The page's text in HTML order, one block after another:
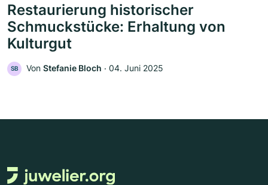
Restaurierung historischer
Schmuckstücke: Erhaltung von
Kulturgut
SB Von Stefanie Bloch ‧ 04. Juni 2025